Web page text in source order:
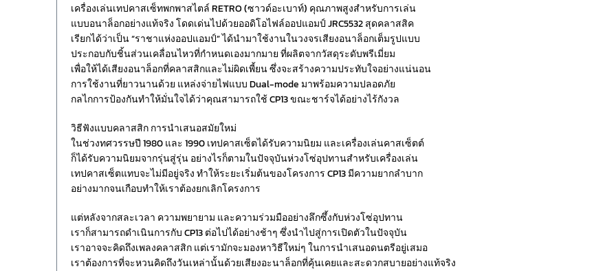
เครื่องเล่นเทปคาสเซ็ทพกพาสไตล์ RETRO (ซาวด์อะเบาท์) คุณภาพสูงสำหรับการเล่น
แบบอนาล็อกอย่างแท้จริง โดดเด่นไปด้วยออดิโอไฟล์ออปแอมป์ JRC5532 สุดคลาสสิค
เรียกได้ว่าเป็น “ราชาแห่งออปแอมป์” ได้นำมาใช้งานในวงจรเสียงอนาล็อกเต็มรูปแบบ
ประกอบกับชิ้นส่วนเคลื่อนไหวที่กำหนดเองมากมาย ที่ผลิตจากวัสดุระดับพรีเมี่ยม
เพื่อให้ได้เสียงอนาล็อกที่คลาสสิกและไม่ผิดเพี้ยน ซึ่งจะสร้างความประทับใจอย่างแน่นอน
การใช้งานที่ยาวนานด้วย แหล่งจ่ายไฟแบบ Dual-mode มาพร้อมความปลอดภัย
กลไกการป้องกันทำให้มั่นใจได้ว่าคุณสามารถใช้ CP13 ขณะชาร์จได้อย่างไร้กังวล
วิธีฟังแบบคลาสสิก การนำเสนอสมัยใหม่
ในช่วงทศวรรษปี 1980 และ 1990 เทปคาสเซ็ตได้รับความนิยม และเครื่องเล่นคาสเซ็ตต์
ก็ได้รับความนิยมจากรุ่นสู่รุ่น อย่างไรก็ตามในปัจจุบันห่วงโซ่อุปทานสำหรับเครื่องเล่น
เทปคาสเซ็ตแทบจะไม่มีอยู่จริง ทำให้ระยะเริ่มต้นของโครงการ CP13 มีความยากลำบาก
อย่างมากจนเกือบทำให้เราต้องยกเลิกโครงการ
แต่หลังจากสละเวลา ความพยายาม และความร่วมมืออย่างลึกซึ้งกับห่วงโซ่อุปทาน
เราก็สามารถดำเนินการกับ CP13 ต่อไปได้อย่างช้าๆ ซึ่งนำไปสู่การเปิดตัวในปัจจุบัน
เราอาจจะคิดถึงเพลงคลาสสิก แต่เรามักจะมองหาวิธีใหม่ๆ ในการนำเสนอดนตรีอยู่เสมอ
เราต้องการที่จะหวนคิดถึงวันเหล่านั้นด้วยเสียงอะนาล็อกที่คุ้นเคยและสะดวกสบายอย่างแท้จริง